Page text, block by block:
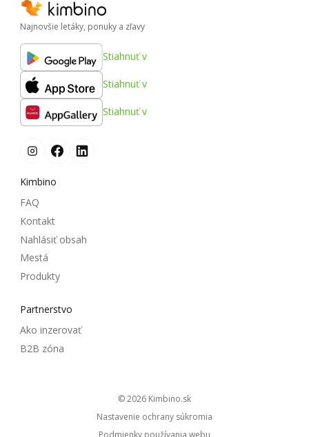
Najnovšie letáky, ponuky a zľavy
Stiahnuť v
Stiahnuť v
Stiahnuť v
Kimbino
FAQ
Kontakt
Nahlásiť obsah
Mestá
Produkty
Partnerstvo
Ako inzerovať
B2B zóna
© 2026
kimbino.sk
Nastavenie ochrany súkromia
Podmienky používania webu